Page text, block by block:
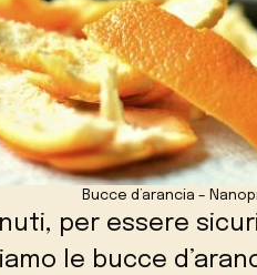
Bucce d’arancia –
per essere
le bucce